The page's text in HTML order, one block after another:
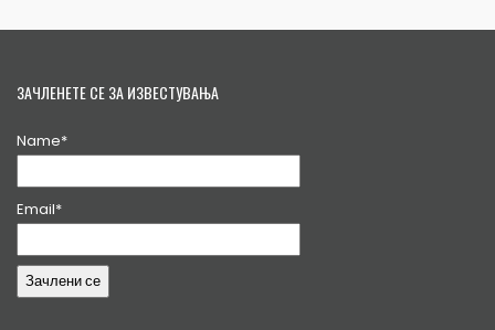
ЗАЧЛЕНЕТЕ СЕ ЗА ИЗВЕСТУВАЊА
Name*
Email*